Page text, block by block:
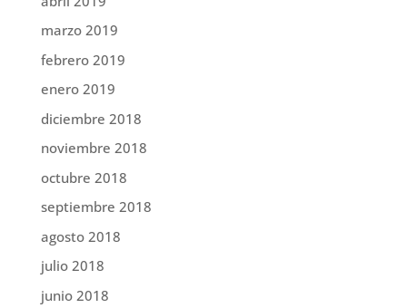
marzo 2019
febrero 2019
enero 2019
diciembre 2018
noviembre 2018
octubre 2018
septiembre 2018
agosto 2018
julio 2018
junio 2018